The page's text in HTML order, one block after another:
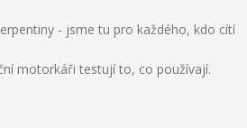
- jsme tu pro každého, kdo cítí
motorkáři testují to, co používají.